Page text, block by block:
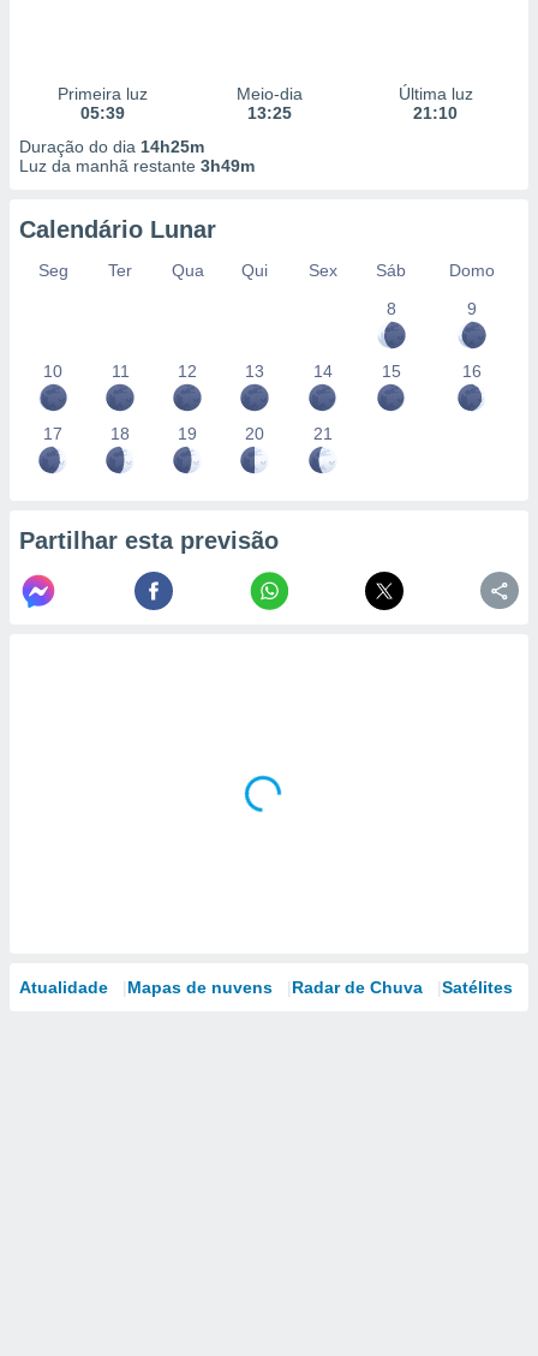
Primeira luz
05:39
Meio-dia
13:25
Última luz
21:10
Duração do dia 14h25m
Luz da manhã restante 3h49m
Calendário Lunar
Seg Ter Qua Qui Sex Sáb
Domo
8
9
10 11 12 13 14 15 16
17 18 19 20 21
Partilhar esta previsão
Atualidade Mapas de nuvens Radar de Chuva Satélites